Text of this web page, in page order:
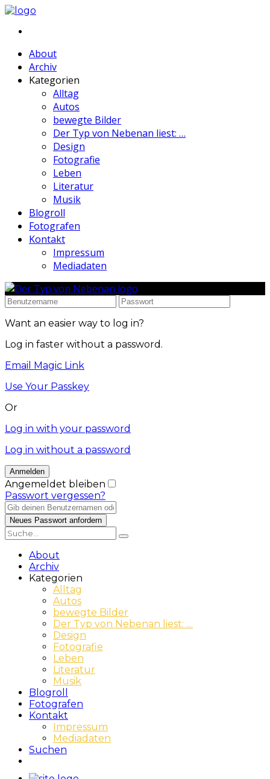
About
Archiv
Kategorien
Alltag
Autos
bewegte Bilder
Der Typ von Nebenan liest: …
Design
Fotografie
Leben
Literatur
Musik
Blogroll
Fotografen
Kontakt
Impressum
Mediadaten
Want an easier way to log in?
Log in faster without a password.
Email Magic Link
Use Your Passkey
Or
Log in with your password
Log in without a password
Angemeldet bleiben
Passwort vergessen?
About
Archiv
Kategorien
Alltag
Autos
bewegte Bilder
Der Typ von Nebenan liest: …
Design
Fotografie
Leben
Literatur
Musik
Blogroll
Fotografen
Kontakt
Impressum
Mediadaten
Suchen